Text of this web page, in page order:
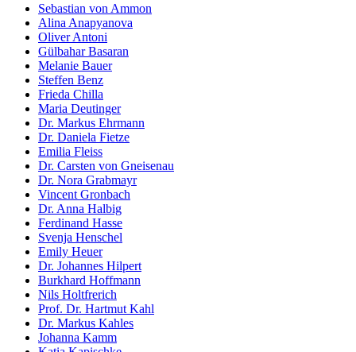
Sebastian von Ammon
Alina Anapyanova
Oliver Antoni
Gülbahar Basaran
Melanie Bauer
Steffen Benz
Frieda Chilla
Maria Deutinger
Dr. Markus Ehrmann
Dr. Daniela Fietze
Emilia Fleiss
Dr. Carsten von Gneisenau
Dr. Nora Grabmayr
Vincent Gronbach
Dr. Anna Halbig
Ferdinand Hasse
Svenja Henschel
Emily Heuer
Dr. Johannes Hilpert
Burkhard Hoffmann
Nils Holtfrerich
Prof. Dr. Hartmut Kahl
Dr. Markus Kahles
Johanna Kamm